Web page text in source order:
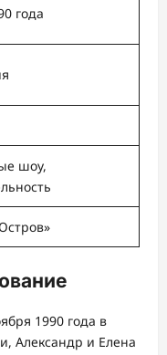
года
шоу,
1990 года в
Александр и Елена